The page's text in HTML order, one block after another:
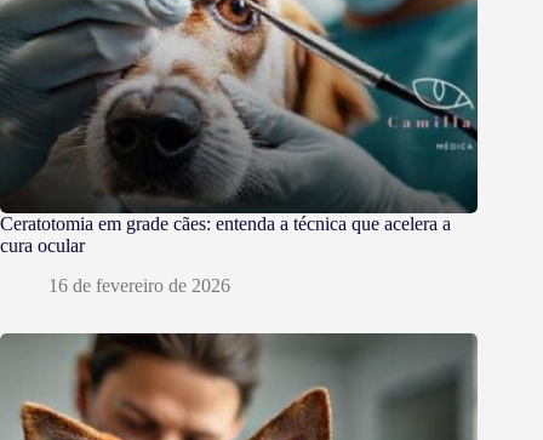
Ceratotomia em grade cães: entenda a técnica que acelera a
cura ocular
16 de fevereiro de 2026